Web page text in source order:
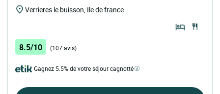
Verrieres le buisson, Ile de france
8.5/10 (107 avis)
Gagnez 5.5% de votre séjour cagnotté